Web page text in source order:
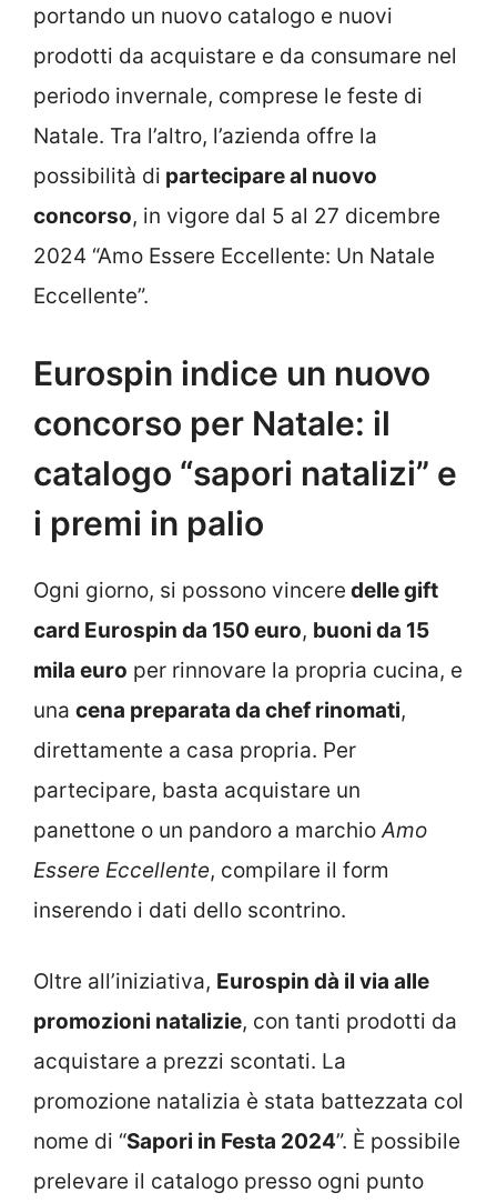
portando un nuovo catalogo e nuovi
prodotti da acquistare e da consumare nel
periodo invernale, comprese le feste di
Natale. Tra l’altro, l’azienda offre la
possibilità di partecipare al nuovo
concorso, in vigore dal 5 al 27 dicembre
2024 “Amo Essere Eccellente: Un Natale
Eccellente”.
Eurospin indice un nuovo
concorso per Natale: il
catalogo “sapori natalizi” e
i premi in palio
Ogni giorno, si possono vincere delle gift
card Eurospin da 150 euro, buoni da 15
mila euro per rinnovare la propria cucina, e
una cena preparata da chef rinomati,
direttamente a casa propria. Per
partecipare, basta acquistare un
panettone o un pandoro a marchio Amo
Essere Eccellente, compilare il form
inserendo i dati dello scontrino.
Oltre all’iniziativa, Eurospin dà il via alle
promozioni natalizie, con tanti prodotti da
acquistare a prezzi scontati. La
promozione natalizia è stata battezzata col
nome di “Sapori in Festa 2024”. È possibile
prelevare il catalogo presso ogni punto